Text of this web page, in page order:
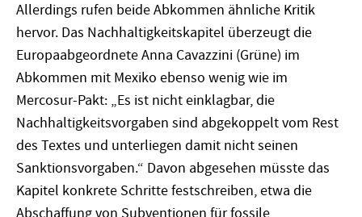
Allerdings rufen beide Abkommen ähnliche Kritik
hervor. Das Nachhaltigkeitskapitel überzeugt die
Europaabgeordnete Anna Cavazzini (Grüne) im
Abkommen mit Mexiko ebenso wenig wie im
Mercosur-Pakt: „Es ist nicht einklagbar, die
Nachhaltigkeitsvorgaben sind abgekoppelt vom Rest
des Textes und unterliegen damit nicht seinen
Sanktionsvorgaben.“ Davon abgesehen müsste das
Kapitel konkrete Schritte festschreiben, etwa die
Abschaffung von Subventionen für fossile